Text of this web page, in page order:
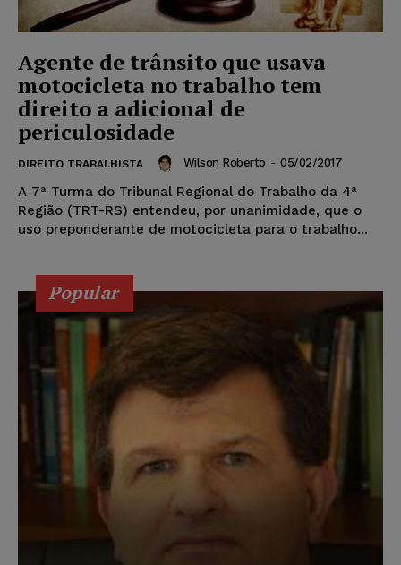
Agente de trânsito que usava
motocicleta no trabalho tem
direito a adicional de
periculosidade
DIREITO TRABALHISTA Wilson Roberto - 05/02/2017
A 7ª Turma do Tribunal Regional do Trabalho da 4ª
Região (TRT-RS) entendeu, por unanimidade, que o
uso preponderante de motocicleta para o trabalho...
Popular